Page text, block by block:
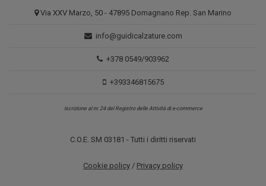
Via XXV Marzo, 50 - 47895 Domagnano Rep. San Marino
info@guidicalzature.com
+378 0549/903962
+393346815675
Iscrizione al nr. 24 del Registro delle Attività di e-commerce
C.O.E. SM 03181 - Tutti i diritti riservati
Cookie policy / Privacy policy